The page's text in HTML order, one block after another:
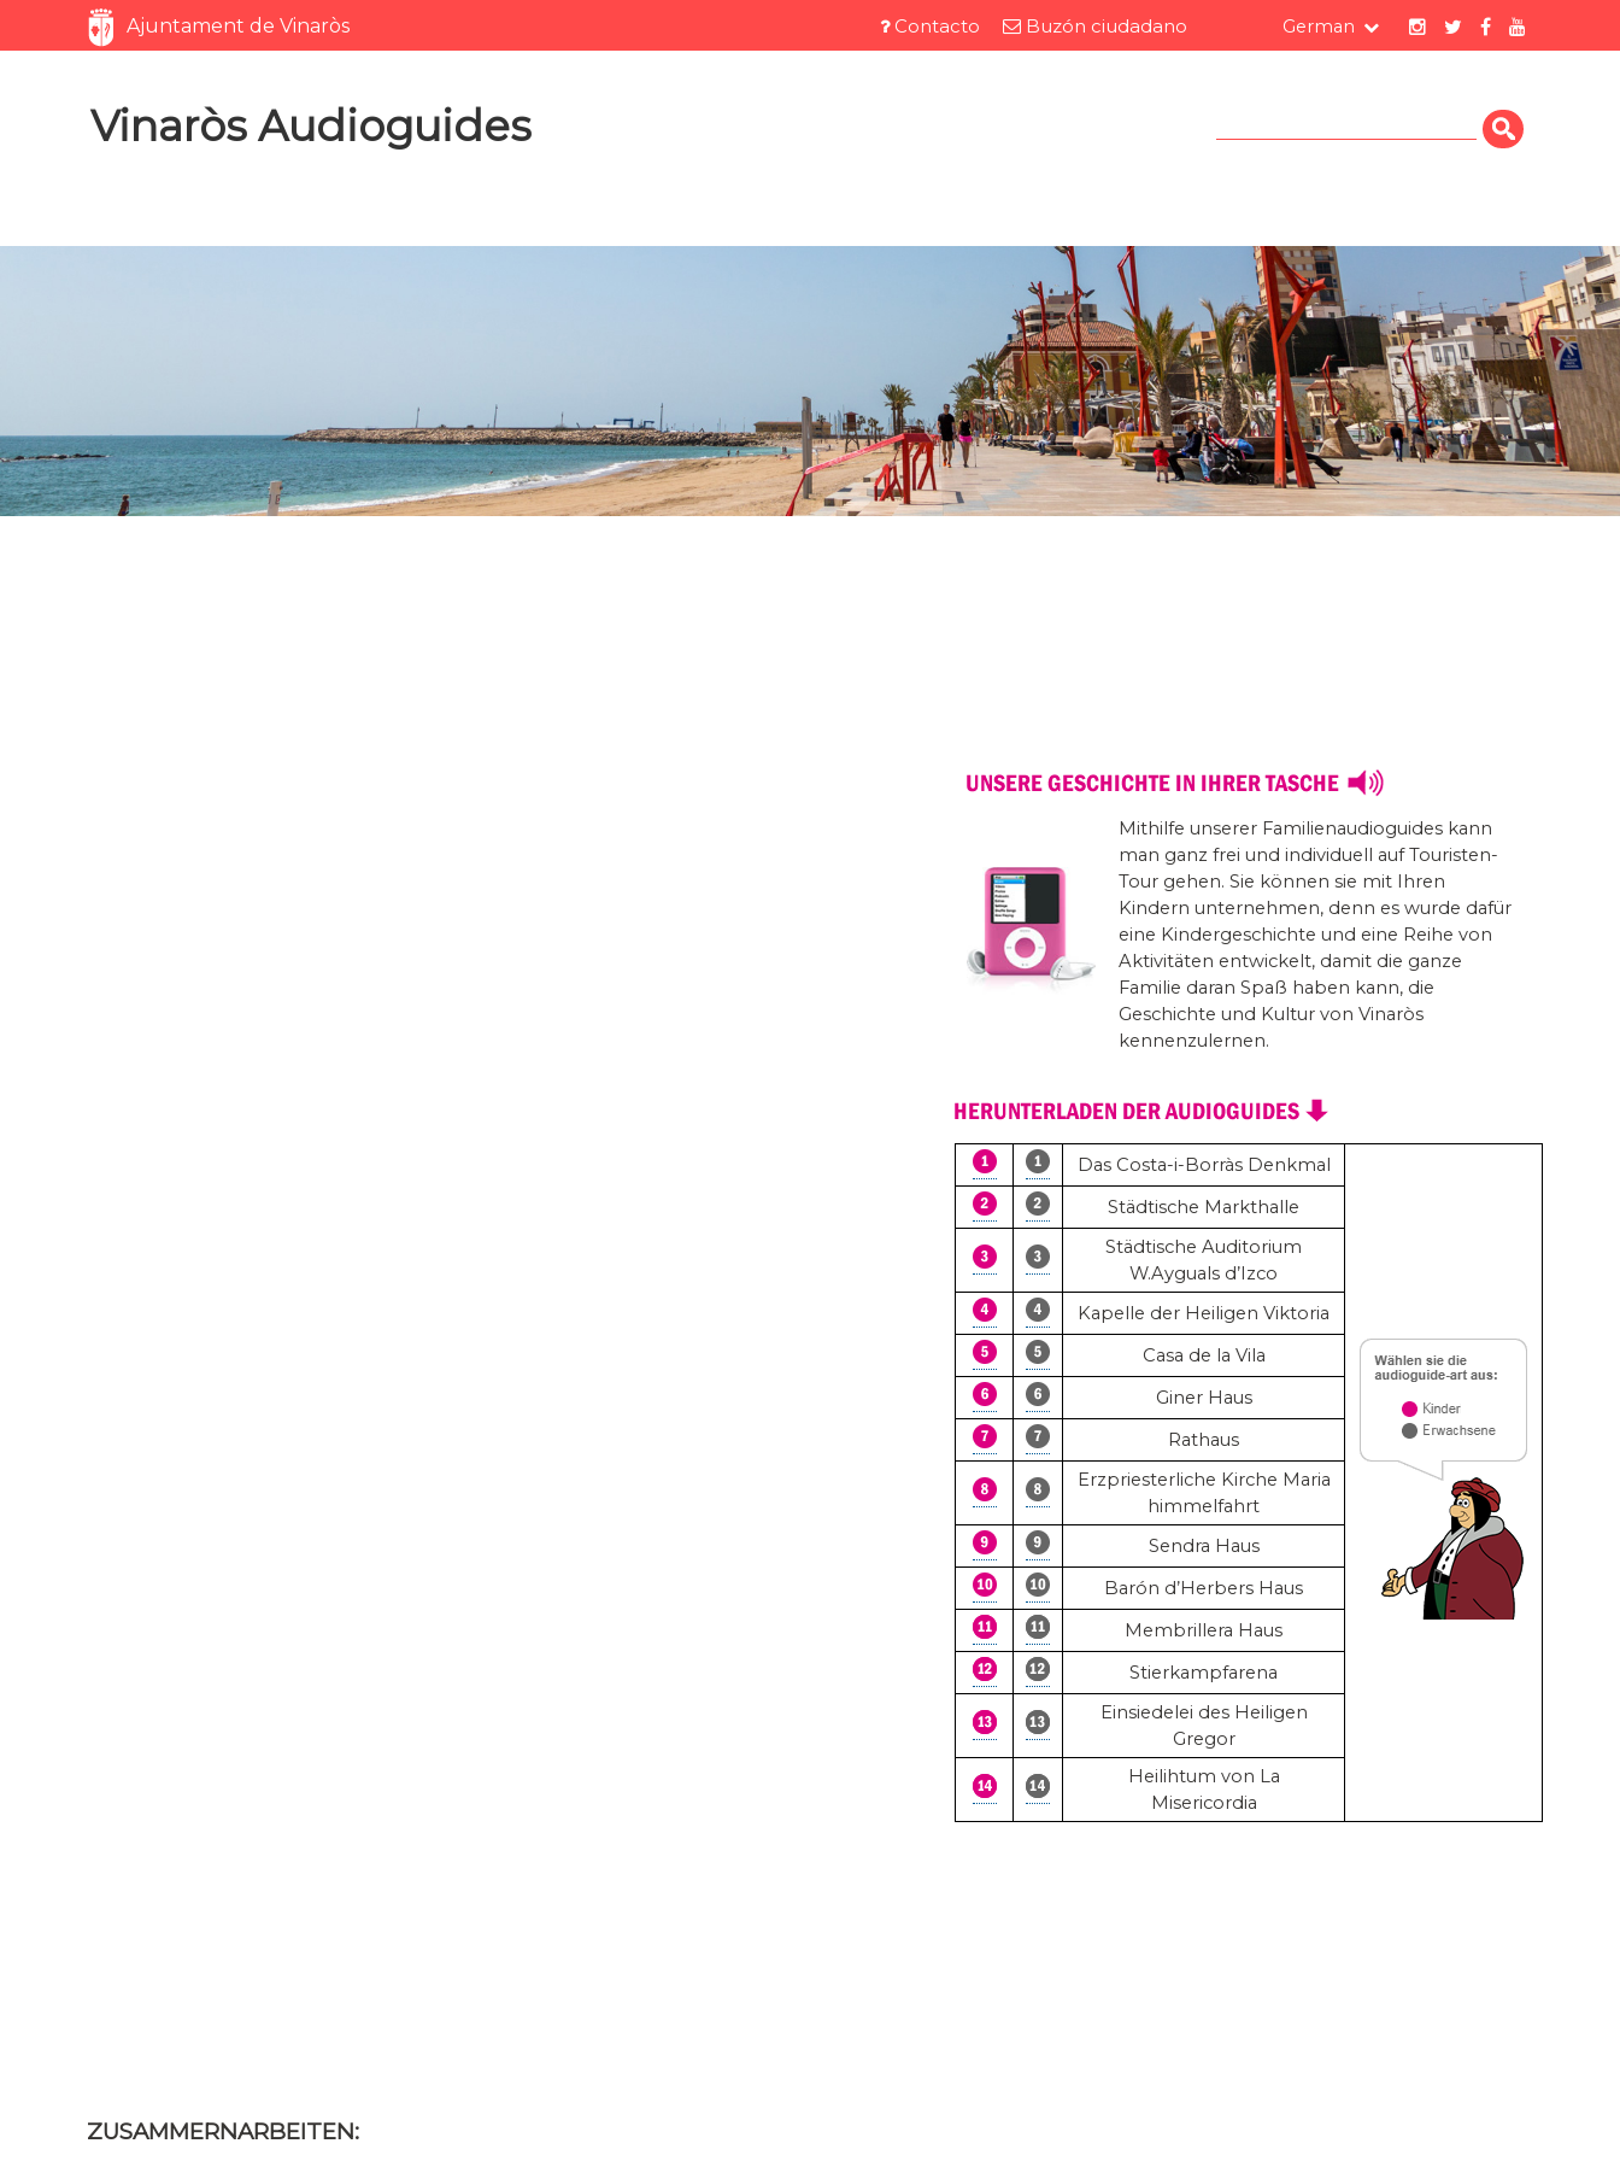
zum
German
Menú
Contacto Buzón ciudadano
Ajuntament de Vinaròs
Vinaròs Audioguides
Mithilfe unserer Familienaudioguides kann
man ganz frei und individuell auf Touristen-
Tour gehen. Sie können sie mit Ihren
Kindern unternehmen, denn es wurde dafür
eine Kindergeschichte und eine Reihe von
Aktivitäten entwickelt, damit die ganze
Familie daran Spaß haben kann, die
Geschichte und Kultur von Vinaròs
kennenzulernen.
Das Costa-i-Borràs Denkmal
Städtische Markthalle
Städtische Auditorium
W.Ayguals d’Izco
Kapelle der Heiligen Viktoria
Casa de la Vila
Giner Haus
Rathaus
Erzpriesterliche Kirche Maria
himmelfahrt
Sendra Haus
Barón d’Herbers Haus
Membrillera Haus
Stierkampfarena
Einsiedelei des Heiligen
Gregor
Heilihtum von La
Misericordia
ZUSAMMERNARBEITEN: